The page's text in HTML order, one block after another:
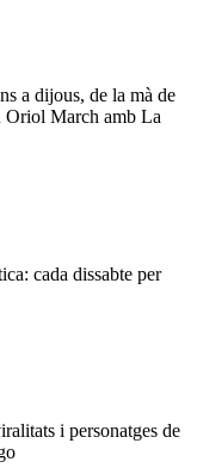
a dijous, de la mà de
Oriol March amb La
cada dissabte per
i personatges de